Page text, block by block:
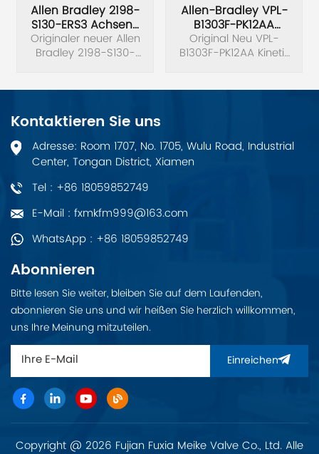
Allen Bradley 2198-
S130-ERS3 Achsen-
Servoantrieb
Originaler neuer Allen
Bradley 2198-S130-
Allen-Bradley VPL-
B1303F-PK12AA
Motoren Mit Geringer
Trägheit
Original Neu VPL-
B1303F-PK12AA Kinetix
V.
Kontaktieren Sie uns
Adresse: Room 1707, No. 1705, Wulu Road, Industrial
Center, Tongan District, Xiamen
Tel : +86 18059852749
E-Mail : fxmkfm999@163.com
WhatsApp : +86 18059852749
Abonnieren
Bitte lesen Sie weiter, bleiben Sie auf dem Laufenden,
abonnieren Sie uns und wir heißen Sie herzlich willkommen,
uns Ihre Meinung mitzuteilen.
Einreichen
Copyright @ 2026 Fujian Fuxia Meike Valve Co., Ltd. Alle